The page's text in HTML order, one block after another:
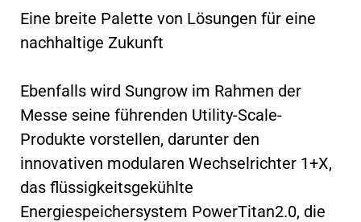
Eine breite Palette von Lösungen für eine
nachhaltige Zukunft
Ebenfalls wird Sungrow im Rahmen der
Messe seine führenden Utility-Scale-
Produkte vorstellen, darunter den
innovativen modularen Wechselrichter 1+X,
das flüssigkeitsgekühlte
Energiespeichersystem PowerTitan2.0, die